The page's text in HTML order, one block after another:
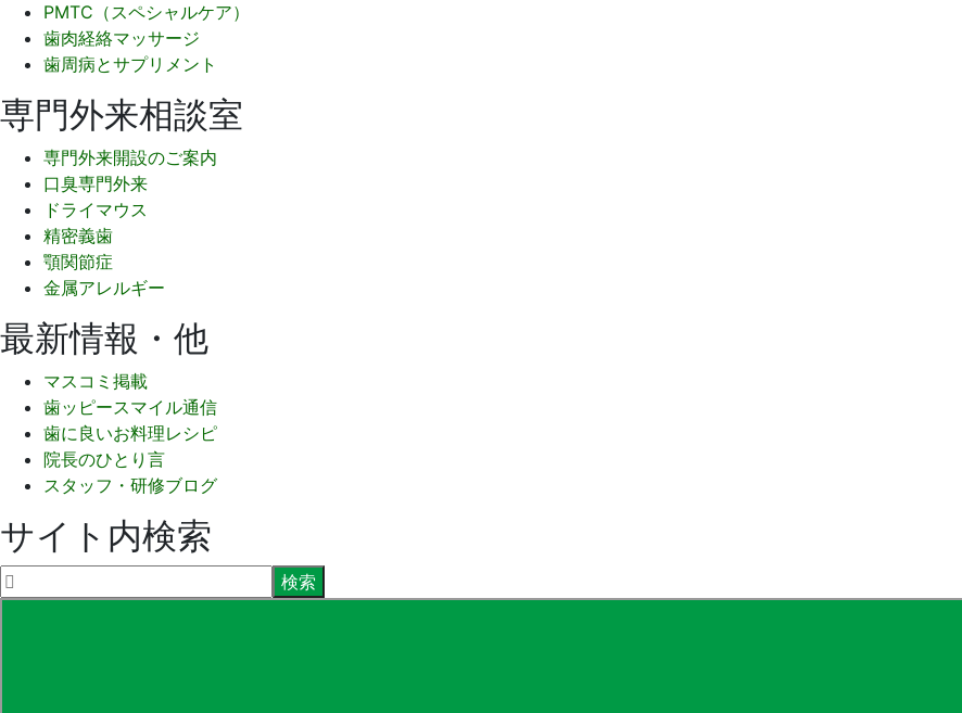
PMTC（スペシャルケア）
歯肉経絡マッサージ
歯周病とサプリメント
専門外来相談室
専門外来開設のご案内
口臭専門外来
ドライマウス
精密義歯
顎関節症
金属アレルギー
最新情報・他
マスコミ掲載
歯ッピースマイル通信
歯に良いお料理レシピ
院長のひとり言
スタッフ・研修ブログ
サイト内検索